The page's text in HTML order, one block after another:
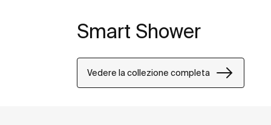
Smart Shower
Vedere la collezione completa